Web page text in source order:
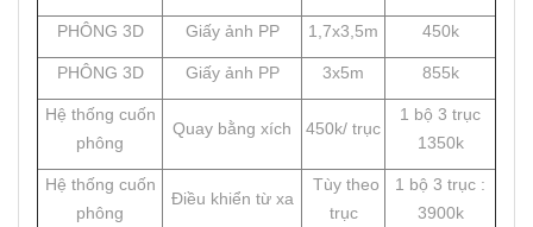
PHÔNG 3D Giấy ảnh PP 1,7x3,5m 450k
PHÔNG 3D Giấy ảnh PP 3x5m 855k
Hệ thống cuốn
phông
Quay bằng xích 450k/ trục
1 bộ 3 trục
1350k
Hệ thống cuốn
phông
Điều khiển từ xa
Tùy theo
trục
1 bộ 3 trục :
3900k